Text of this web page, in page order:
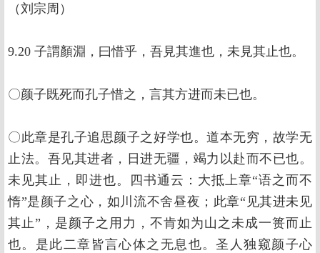
（刘宗周）
9.20 子謂顏淵，曰惜乎，吾見其進也，未見其止也。
〇颜子既死而孔子惜之，言其方进而未已也。
〇此章是孔子追思颜子之好学也。道本无穷，故学无
止法。吾见其进者，日进无疆，竭力以赴而不已也。
未见其止，即进也。四书通云：大抵上章“语之而不
惰”是颜子之心，如川流不舍昼夜；此章“见其进未见
其止”，是颜子之用力，不肯如为山之未成一篑而止
也。是此二章皆言心体之无息也。圣人独窥颜子心